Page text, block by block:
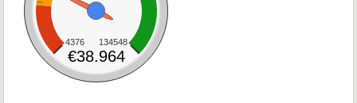
4376 134548
€38.964